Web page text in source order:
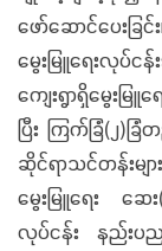
ဖော်ဆောင်ပေးခြ
မွေးမြူရေးလုပ်င
ကျေးရွာရှိမွေးမြူ
ပြီး ကြက်ခြံ(၂)
ဆိုင်ရာသင်တန်းမျာ
မွေးမြူရေး ဆေး
လုပ်ငန်း နည်းပည